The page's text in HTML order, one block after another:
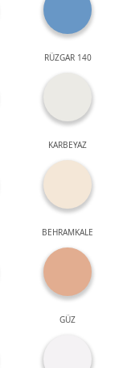
RÜZGAR 140
KARBEYAZ
BEHRAMKALE
GÜZ